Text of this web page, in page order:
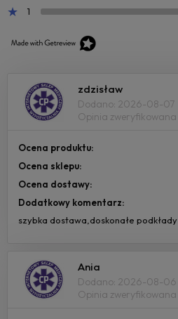
1
zdzisław
Dodano: 2026-08-07
Opinia zweryfikowana
Ocena produktu:
Ocena sklepu:
Ocena dostawy:
Dodatkowy komentarz:
szybka dostawa,doskonałe podkłady
Ania
Dodano: 2026-08-06
Opinia zweryfikowana